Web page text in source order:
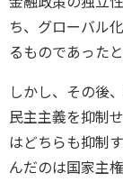
ち、グローバル
るものであったと
しかし、その後
民主主義を抑制
はどちらも抑制
んだのは国家主